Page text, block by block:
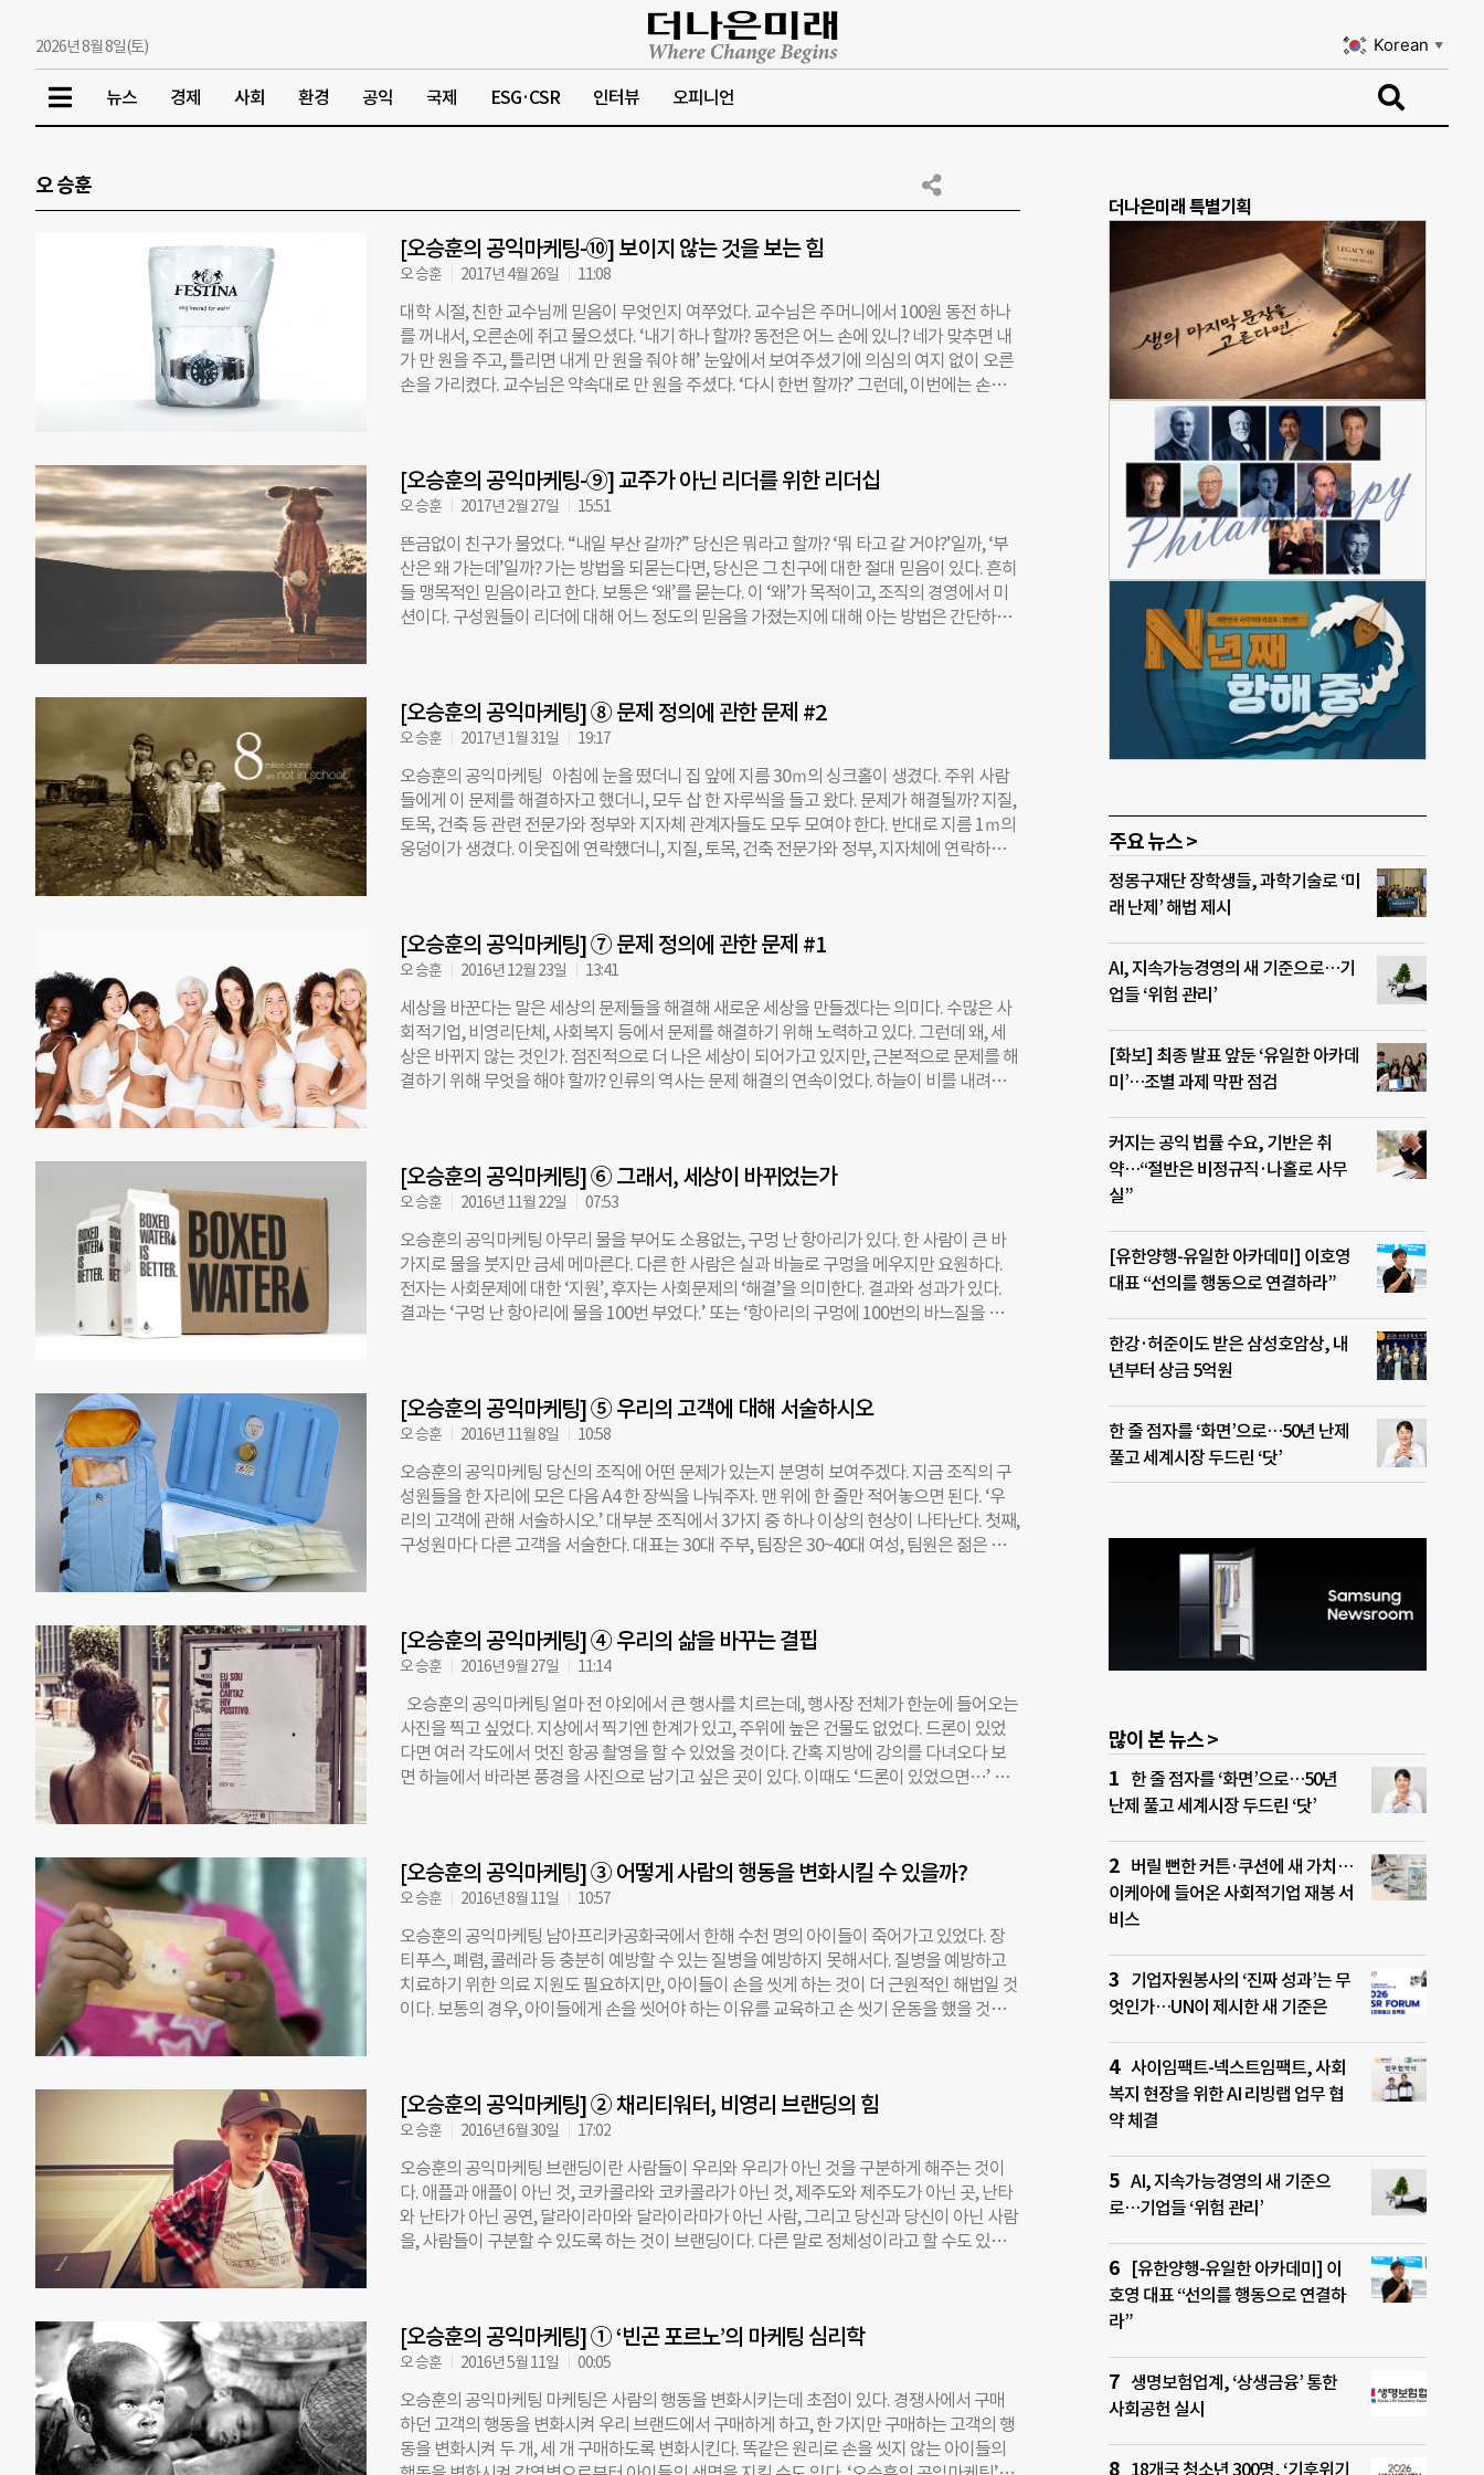
2026년 8월 8일(토) Korean ▼
뉴스 경제 사회 환경 공익 국제 ESG·CSR 인터뷰 오피니언
오 승훈
[오승훈의 공익마케팅-⑩] 보이지 않는 것을 보는 힘
오 승훈 2017년 4월 26일 11:08
대학 시절, 친한 교수님께 믿음이 무엇인지 여쭈었다. 교수님은 주머니에서 100원 동전 하나
를 꺼내서, 오른손에 쥐고 물으셨다. ‘내기 하나 할까? 동전은 어느 손에 있니? 네가 맞추면 내
가 만 원을 주고, 틀리면 내게 만 원을 줘야 해’ 눈앞에서 보여주셨기에 의심의 여지 없이 오른
손을 가리켰다. 교수님은 약속대로 만 원을 주셨다. ‘다시 한번 할까?’ 그런데, 이번에는 손을
리 뒤로 하고 동전을 쥔 후에 손을 앞으로 내밀고 세 번째 내기를 하셨다. ‘이번에도 오른손에
동전을 쥐었어. 어느 손에 있는지 맞춰볼래? 그런데, 이번에는 10만 원 내기야.’ 이번에는 쉽게
선택할 수 없었다. 맞추지 못하면 10만 원을 내놓아야 했고, 세 번 연속 오른손에 있을 리가 없
었다. 이런 생각으로 주저하고 있는데 교수님이 말씀하셨다. 우리는 판단을 한다. 그 사람이
어떤 배경과 외모를 가졌는지, 평소에 어떤 말과 행동을 하는지, 직업이 무엇인지, 최근에 무
엇을 어떻게 했는지 등을 생각한 후, 저 사람은 믿을만하다고 판단한다. 믿기로 판단한 후에도
끝까지 그 믿음을 점검한다. 예상과 달리 실수를 하거나, 기대했던 행동을 하지 않으면 믿음을
[오승훈의 공익마케팅-⑨] 교주가 아닌 리더를 위한 리더십
오 승훈 2017년 2월 27일 15:51
뜬금없이 친구가 물었다. “내일 부산 갈까?” 당신은 뭐라고 할까? ‘뭐 타고 갈 거야?’일까, ‘부
산은 왜 가는데’일까? 가는 방법을 되묻는다면, 당신은 그 친구에 대한 절대 믿음이 있다. 흔히
들 맹목적인 믿음이라고 한다. 보통은 ‘왜’를 묻는다. 이 ‘왜’가 목적이고, 조직의 경영에서 미
션이다. 구성원들이 리더에 대해 어느 정도의 믿음을 가졌는지에 대해 아는 방법은 간단하다.
의한 리더십을 고려해 보라. 어떤 일을 하든 ‘우리에게 이 일이 왜 필요한지, 우리가 이 일을 왜
해야 하는지’에 대해 구성원들과 충분한 토론을 해라. 구성원과 리더가 미션과 목적에 공감대
를 이룬 후에 시작하라. 일하는 방법은 그 후에 필요하다. 목표와 방법이 옳은지 옳지 않은지
는 일의 목적에 따라 달라진다. 다시 부산으로 가보자. 왜 부산으로 가야 하는지 모른 체 부산
에 도착했다. 부산에 가서 뭘 해야 할까? 부산에 도착했다고 뿌듯할까? 심지어 부산에 간 것은
잘한 일일까? 아무것도 알 수 없다. 부산에 가는 이유가 신선한 회를 먹고 싶어서였다고 하자.
부산이 아니라 강릉이나 제부도를 가도 되지 않았을까? 부산에서든 제부도에서든 신선한 회
[오승훈의 공익마케팅] ⑧ 문제 정의에 관한 문제 #2
오 승훈 2017년 1월 31일 19:17
오승훈의 공익마케팅 아침에 눈을 떴더니 집 앞에 지름 30ｍ의 싱크홀이 생겼다. 주위 사람
들에게 이 문제를 해결하자고 했더니, 모두 삽 한 자루씩을 들고 왔다. 문제가 해결될까? 지질,
토목, 건축 등 관련 전문가와 정부와 지자체 관계자들도 모두 모여야 한다. 반대로 지름 1ｍ의
웅덩이가 생겼다. 이웃집에 연락했더니, 지질, 토목, 건축 전문가와 정부, 지자체에 연락하겠
절한 대안이 있어야 한다. ‘환경 문제’를 제기할 때는 그에 맞는 해결 대안을, ‘한강 수질 오염
문제’를 제기할 때는 또 그에 맞는 해결 대안을 제시할 수 있어야 한다. 그래야 해결될 것 같고,
사람들이 이 문제 해결에 동참한다. 몇 년 전, ‘과자 과대포장 고발’ 영상이 큰 반향을 일으켰
다. 만약, 그 청년이 ‘과자 업체의 부도덕성 고발’이라고 했거나, ‘대기업의 사회적 윤리 위
반’이라고 했거나, ‘자본주의의 구조적 문제로 발생하는 대기업의 시장 지배’라고 했다면, 우
리가 그만큼 관심을 두고 목소리를 냈을까? 우리가 만약 그 문제에 그만큼의 관심이 없었다
면, 언론은 그 문제를 다루었을까? 광고, 홍보 등의 커뮤니케이션 전략에서도 마찬가지 원리
[오승훈의 공익마케팅] ⑦ 문제 정의에 관한 문제 #1
오 승훈 2016년 12월 23일 13:41
세상을 바꾼다는 말은 세상의 문제들을 해결해 새로운 세상을 만들겠다는 의미다. 수많은 사
회적기업, 비영리단체, 사회복지 등에서 문제를 해결하기 위해 노력하고 있다. 그런데 왜, 세
상은 바뀌지 않는 것인가. 점진적으로 더 나은 세상이 되어가고 있지만, 근본적으로 문제를 해
결하기 위해 무엇을 해야 할까? 인류의 역사는 문제 해결의 연속이었다. 하늘이 비를 내려주
지 못하는 문제, 음식을 자유롭게 먹지 못하는 문제에서 시작되었다. 우리는 문제 해결을 위
해, 문제보다는 해결책을 먼저 찾는 것이 아닐까. 포드 자동차의 창업가 헨리 포드(Henry
Ford)는 ‘사람들에게 어떤 이동 수단을 원하는지 묻는다면, 더 빠른 말이라고 했을 것’이라 했
다. 고객은 자신의 니즈를 잘 모른다는 의미의 격언이기도 하지만, 문제를 제대로 정의해야 좋
은 해결책이 나온다는 의미로도 해석이 된다. 지금의 이동 수단은 느리다는 문제로부터 시작
되어야 하건만, 말이 느린 문제를 해결해야 한다고 여기기 때문이다. 시장에서 성공하는 제품
은 고객의 문제를 제대로 정의하는 데서 나오고, 세상을 바꾸는 일은 사회의 문제를 제대로 정
쩔 수 없다. 농사로 먹고사는 곳이기에 아이들도 학교 대신 논과 밭으로
[오승훈의 공익마케팅] ⑥ 그래서, 세상이 바뀌었는가
오 승훈 2016년 11월 22일 07:53
오승훈의 공익마케팅 아무리 물을 부어도 소용없는, 구멍 난 항아리가 있다. 한 사람이 큰 바
가지로 물을 붓지만 금세 메마른다. 다른 한 사람은 실과 바늘로 구멍을 메우지만 요원하다.
전자는 사회문제에 대한 ‘지원’, 후자는 사회문제의 ‘해결’을 의미한다. 결과와 성과가 있다.
결과는 ‘구멍 난 항아리에 물을 100번 부었다.’ 또는 ‘항아리의 구멍에 100번의 바느질을 했다
어나는 것이 마케팅의 성과다. 지금 입고 있는 옷과 신발, 앉아 있는 책상, 보고 있는 컴퓨터 또
는 스마트폰, 마시고 있는 커피가 당신의 삶에 어떤 변화를 주었는가. 그것들로 인해 당신의
삶이 더 나아졌다면, 그 기업의 마케팅은 성과를 거둔 것이다. 기업이 상품을 만드는 것도, 비
영리 단체가 캠페인을 하는 것도 누군가의 삶에 긍정적인 변화를 주려 함이다. 사회적 경제의
기업은 상품을 몇 개 팔 것인지가 아니라, 사람들의 소비를 어떻게 사회적으로 변화시킬지를
고민해야 한다. 소비는 상품을 탐색하고 구매하고 사용하며, 만족도에 따라 평판을 확산하는
등의 활동을 포함한다. 경제적으로 윤택해져서 인간의 기본적인 욕구가 채워졌기에, 이제는
자는 그 가치에 상응하는 대가를
[오승훈의 공익마케팅] ⑤ 우리의 고객에 대해 서술하시오
오 승훈 2016년 11월 8일 10:58
오승훈의 공익마케팅 당신의 조직에 어떤 문제가 있는지 분명히 보여주겠다. 지금 조직의 구
성원들을 한 자리에 모은 다음 A4 한 장씩을 나눠주자. 맨 위에 한 줄만 적어놓으면 된다. ‘우
리의 고객에 관해 서술하시오.’ 대부분 조직에서 3가지 중 하나 이상의 현상이 나타난다. 첫째,
구성원마다 다른 고객을 서술한다. 대표는 30대 주부, 팀장은 30~40대 여성, 팀원은 젊은 여
39세의 10년 차 주부가 원하는 것은 다를 수 있다. 같은 39세의 10년 차 주부라도 자녀의 나
이, 부부의 라이프 스타일, 소득 수준에 따라 필요한 상품은 다르다. 30대 주부 전체를 만족하
게 할 수 있는 상품은 없다. 셋째, 서술하지 못한다. 선물을 고를 때도 받을 사람의 직업, 지위,
나이, 성별, 패션 스타일, 습관 등을 고려하는데, 돈을 내고 상품을 구매하라면서 고객에 대해
모르는 것이 가능할까? A4 반 장 이상을 채우지 못한다면 고객을 안다고 할 수 없다. 이런 현상
은 고객을 명확히 정의하지 못하기 때문에 발생한다. 해법은 간단하다. 하나의 고객으로 명확
히 정의하는 것이다. 이제 우리의 고객을 ‘37세의 결혼 8년 차 주부이며, 5살 남자 자녀가 있
[오승훈의 공익마케팅] ④ 우리의 삶을 바꾸는 결핍
오 승훈 2016년 9월 27일 11:14
오승훈의 공익마케팅 얼마 전 야외에서 큰 행사를 치르는데, 행사장 전체가 한눈에 들어오는
사진을 찍고 싶었다. 지상에서 찍기엔 한계가 있고, 주위에 높은 건물도 없었다. 드론이 있었
다면 여러 각도에서 멋진 항공 촬영을 할 수 있었을 것이다. 간혹 지방에 강의를 다녀오다 보
면 하늘에서 바라본 풍경을 사진으로 남기고 싶은 곳이 있다. 이때도 ‘드론이 있었으면…’ 하
핍이고, 니즈다. 마케팅에서 니즈(needs, 욕구)는 ‘결핍을 지각하는 상태’로 정의된다. 자신에
게 무엇인가 부족하거나 없다고 느끼는 것이다. 우리의 삶은 지각된 결핍을 메우는 행위들로
이루어져 있다. 고픈 배를 메우고, 불안전한 주거를 메우고, 불편한 생활을 메우고, 부족한 지
식을 메우고, 낮은 지위를 메우려 하고, 허전한 마음을 메우려 한다. 결핍을 메우기 위한 구체
적 대안이 요구(Wants)다. 요구는 문화와 개인의 성향에 영향을 받는다. 배고플 때 미국 소비
자는 햄버거, 스테이크 등이 생각나지만, 한국 소비자는 설렁탕, 김치찌개를 떠올린다. 여기에
구매력을 더하면 수요(Demands)가 된다. 배고픈 니즈에 김치찌개에 대한 요구가 있다 하더
었다면, 다시 말해 니즈가 없었다면 아이들은 투명 비누로 손을 씻지
[오승훈의 공익마케팅] ③ 어떻게 사람의 행동을 변화시킬 수 있을까?
오 승훈 2016년 8월 11일 10:57
오승훈의 공익마케팅 남아프리카공화국에서 한해 수천 명의 아이들이 죽어가고 있었다. 장
티푸스, 폐렴, 콜레라 등 충분히 예방할 수 있는 질병을 예방하지 못해서다. 질병을 예방하고
치료하기 위한 의료 지원도 필요하지만, 아이들이 손을 씻게 하는 것이 더 근원적인 해법일 것
이다. 보통의 경우, 아이들에게 손을 씻어야 하는 이유를 교육하고 손 씻기 운동을 했을 것이
질환 감염은 75% 감소했다. “무엇이 아이들에게 손을 씻게 했을까? 아이들의 행동을 변화시
킨 것에는 어떤 원리가 있을까?” 쉽게 유추할 수 있겠지만, 비밀은 장난감이다. 정확히 말하면
‘아이들이 좋아하는’ 장난감이다. 장난감이라도 아이들이 좋아하는 것이 아니라면, 손을 씻지
않았을 것이다. 반대로 장난감이 아니라 그 무엇이라도, 아이들이 좋아하는 것이라면 효과는
유효했을 것이다. 마케팅은 이것을 ‘혜택(Benefit)’이라고 한다. 구매자, 수요자, 수혜자 등이
어떤 선택과 행동을 했을 때 얻는 이득을 일컫는다. 사람은 자신에게 이득이 생기는 쪽으로 행
동하기 마련이다. 이런 성향을 명확하게 설명하는 것이 ‘교환 이론(Exchange Theory)’이다.
고 있다면, 글을 보는 시간이라는 기회비용보다 글에서 얻을 수 있는 것이 더 많을 거라는 판
단을 한 후에 클릭하고
[오승훈의 공익마케팅] ② 채리티워터, 비영리 브랜딩의 힘
오 승훈 2016년 6월 30일 17:02
오승훈의 공익마케팅 브랜딩이란 사람들이 우리와 우리가 아닌 것을 구분하게 해주는 것이
다. 애플과 애플이 아닌 것, 코카콜라와 코카콜라가 아닌 것, 제주도와 제주도가 아닌 곳, 난타
와 난타가 아닌 공연, 달라이라마와 달라이라마가 아닌 사람, 그리고 당신과 당신이 아닌 사람
을, 사람들이 구분할 수 있도록 하는 것이 브랜딩이다. 다른 말로 정체성이라고 할 수도 있지
금 통장에 입금된다. 억울하긴 하지만, 이해 못하는 사람은 없다. 채리티워터는 3만원을 별도
의 방법으로 메꾼 다음에, 기부자가 낸 100만원을 온전하게 깨끗한 물 프로젝트에 사용한다.
이것이 ‘100% 모델’이며, 브랜딩이다. 참고로 채리티워터는 기부금 통장과 운영비 통장이 따
로 있고, 단체의 운영비는 별도의 펀드레이징으로 충당한다. 왜 이렇게 어려운 길을 선택했을
까? 채리티워터의 설립자 ‘스캇 해리슨’은 유흥과 마약에 찌든 클럽 매니저였다. 어느 날 신의
계시를 받은 듯 다른 삶을 살고 싶다는 생각이 들었다. 배를 타고 여러 곳을 다니며 의료 봉사
[오승훈의 공익마케팅] ① ‘빈곤 포르노’의 마케팅 심리학
오 승훈 2016년 5월 11일 00:05
오승훈의 공익마케팅 마케팅은 사람의 행동을 변화시키는데 초점이 있다. 경쟁사에서 구매
하던 고객의 행동을 변화시켜 우리 브랜드에서 구매하게 하고, 한 가지만 구매하는 고객의 행
동을 변화시켜 두 개, 세 개 구매하도록 변화시킨다. 똑같은 원리로 손을 씻지 않는 아이들의
더나은미래 특별기획
주요 뉴스 >
정몽구재단 장학생들, 과학기술로 ‘미
래 난제’ 해법 제시
AI, 지속가능경영의 새 기준으로…기
업들 ‘위험 관리’
[화보] 최종 발표 앞둔 ‘유일한 아카데
미’…조별 과제 막판 점검
커지는 공익 법률 수요, 기반은 취
약…“절반은 비정규직·나홀로 사무
실”
[유한양행-유일한 아카데미] 이호영
대표 “선의를 행동으로 연결하라”
한강·허준이도 받은 삼성호암상, 내
년부터 상금 5억원
한 줄 점자를 ‘화면’으로…50년 난제
풀고 세계시장 두드린 ‘닷’
많이 본 뉴스 >
한 줄 점자를 ‘화면’으로…50년
난제 풀고 세계시장 두드린 ‘닷’
버릴 뻔한 커튼·쿠션에 새 가치…
이케아에 들어온 사회적기업 재봉 서
비스
기업자원봉사의 ‘진짜 성과’는 무
엇인가…UN이 제시한 새 기준은
사이임팩트-넥스트임팩트, 사회
복지 현장을 위한 AI 리빙랩 업무 협
약 체결
AI, 지속가능경영의 새 기준으
로…기업들 ‘위험 관리’
[유한양행-유일한 아카데미] 이
호영 대표 “선의를 행동으로 연결하
라”
생명보험업계, ‘상생금융’ 통한
사회공헌 실시
18개국 청소년 300명, ‘기후위기